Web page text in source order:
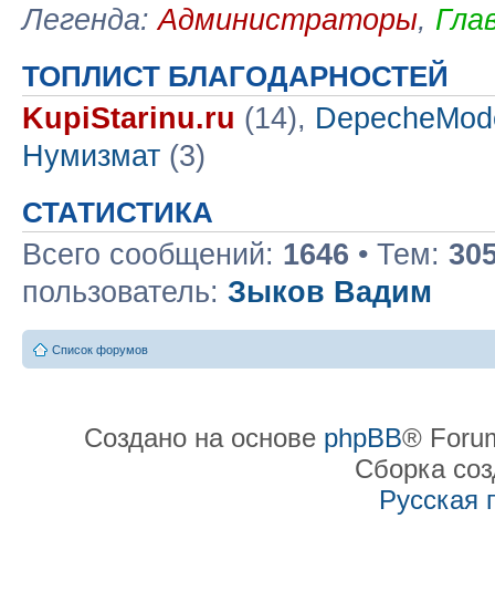
Легенда:Администраторы,
ТОПЛИСТ БЛАГОДАРНОСТЕЙ
KupiStarinu.ru (14),
Нумизмат (3)
СТАТИСТИКА
Всего сообщений: 1646 • Тем:
пользователь: Зыков Вадим
Список форумов
Создано на основе phpBB®
Сборка
Русская